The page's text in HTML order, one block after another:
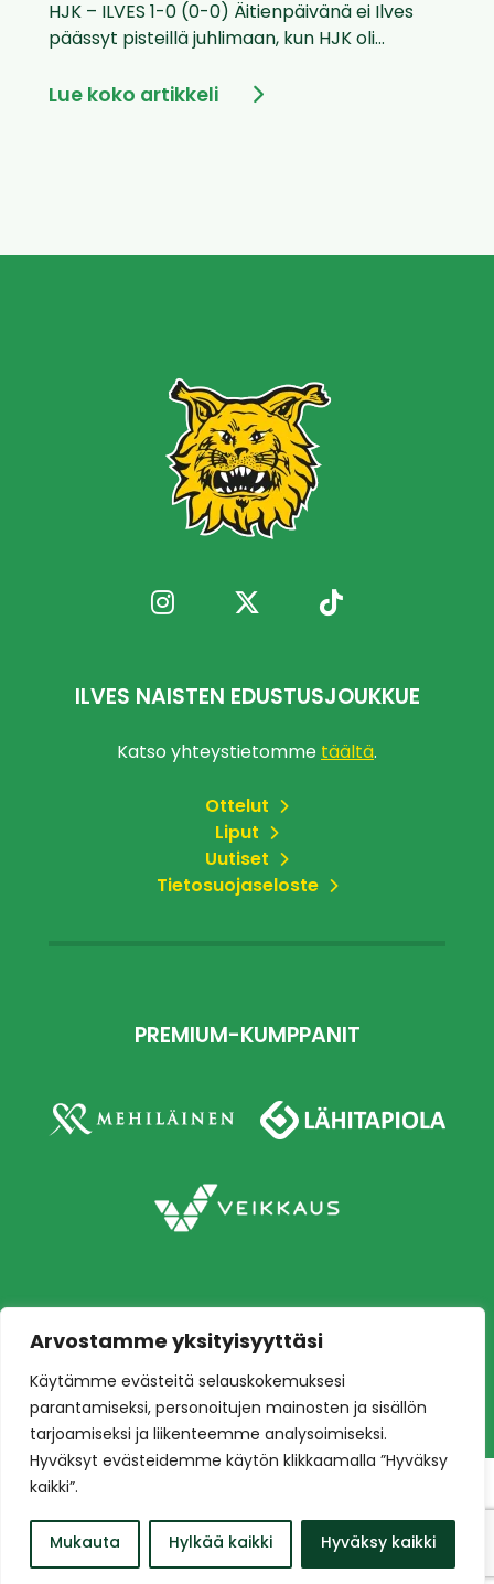
Arvostamme yksityisyyttäsi
Käytämme evästeitä selauskokemuksesi
parantamiseksi, personoitujen mainosten ja sisällön
tarjoamiseksi ja liikenteemme analysoimiseksi.
Hyväksyt evästeidemme käytön klikkaamalla ”Hyväksy
kaikki”.
Mukauta Hylkää kaikki Hyväksy kaikki
HJK – ILVES 1-0 (0-0) Äitienpäivänä ei Ilves
päässyt pisteillä juhlimaan, kun HJK oli...
Lue koko artikkeli
ILVES NAISTEN EDUSTUSJOUKKUE
Katso yhteystietomme täältä.
Ottelut
Liput
Uutiset
Tietosuojaseloste
PREMIUM-KUMPPANIT
edustusjoukkue
Toteutus:Mainostoimisto Värikäs